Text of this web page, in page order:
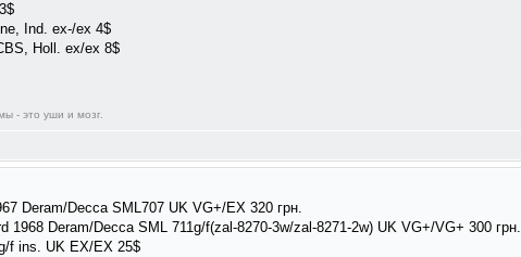
Ind. ex-/ex 4$
Holl. ex/ex 8$
- это уши и мозг.
Deram/Decca SML707 UK VG+/EX 320 грн.
Deram/Decca SML 711g/f(zal-8270-3w/zal-8271-2w) UK VG+/VG+ 300 грн.
f ins. UK EX/EX 25$